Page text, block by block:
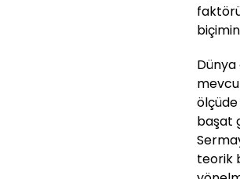
ölçüde
başat
teorik